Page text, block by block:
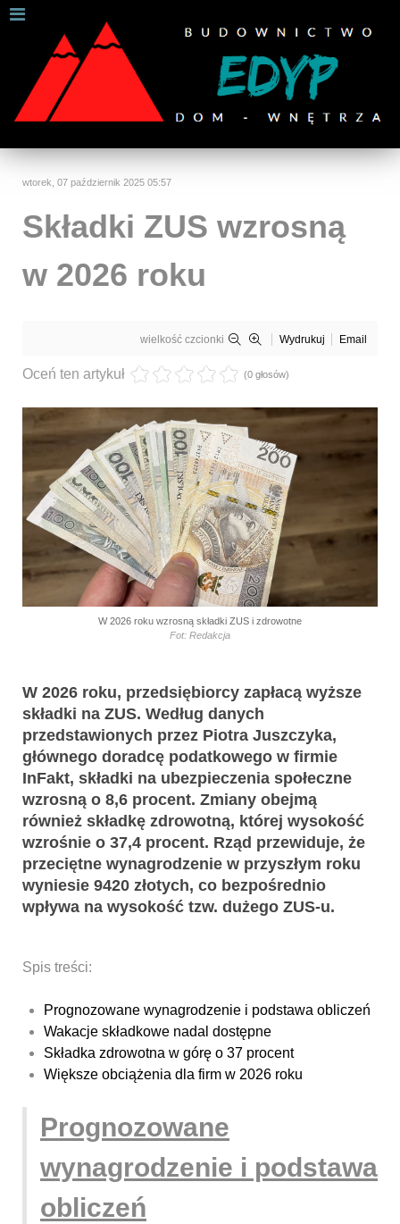
wtorek, 07 październik 2025 05:57
Składki ZUS wzrosną
w 2026 roku
wielkość czcionki Wydrukuj Email
Oceń ten artykuł (0 głosów)
W 2026 roku wzrosną składki ZUS i zdrowotne
Fot: Redakcja
W 2026 roku, przedsiębiorcy zapłacą wyższe
składki na ZUS. Według danych
przedstawionych przez Piotra Juszczyka,
głównego doradcę podatkowego w firmie
InFakt, składki na ubezpieczenia społeczne
wzrosną o 8,6 procent. Zmiany obejmą
również składkę zdrowotną, której wysokość
wzrośnie o 37,4 procent. Rząd przewiduje, że
przeciętne wynagrodzenie w przyszłym roku
wyniesie 9420 złotych, co bezpośrednio
wpływa na wysokość tzw. dużego ZUS-u.
Spis treści:
Prognozowane wynagrodzenie i podstawa obliczeń
Wakacje składkowe nadal dostępne
Składka zdrowotna w górę o 37 procent
Większe obciążenia dla firm w 2026 roku
Prognozowane
wynagrodzenie i podstawa
obliczeń
W celu zapewnienia jak najlepszych usług online, ta
strona korzysta z plików cookies.
Jeśli korzystasz z naszej strony internetowej, wyrażasz zgodę na
używanie naszych plików cookies.Dalsze informacje
Rozumiem